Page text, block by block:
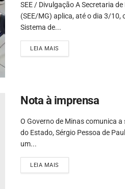
SEE / Divulgação A Secretaria
(SEE/MG) aplica, até o dia 3/10,
Sistema de...
LEIA MAIS
Nota à imprensa
O Governo de Minas comunica
do Estado, Sérgio Pessoa de
um...
LEIA MAIS